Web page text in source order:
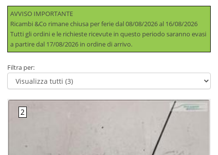
AVVISO IMPORTANTE
Ricambi &Co rimane chiusa per ferie dal 08/08/2026 al 16/08/2026
Tutti gli ordini e le richieste ricevute in questo periodo saranno evasi
a partire dal 17/08/2026 in ordine di arrivo.
Filtra per: